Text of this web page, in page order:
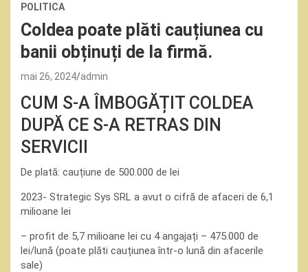
POLITICA
Coldea poate plăti cauțiunea cu
banii obținuți de la firmă.
mai 26, 2024 admin
CUM S-A ÎMBOGĂȚIT COLDEA
DUPĂ CE S-A RETRAS DIN
SERVICII
De plată: cauțiune de 500.000 de lei
2023- Strategic Sys SRL a avut o cifră de afaceri de 6,1
milioane lei
– profit de 5,7 milioane lei cu 4 angajați – 475.000 de
lei/lună (poate plăti cauțiunea într-o lună din afacerile
sale)